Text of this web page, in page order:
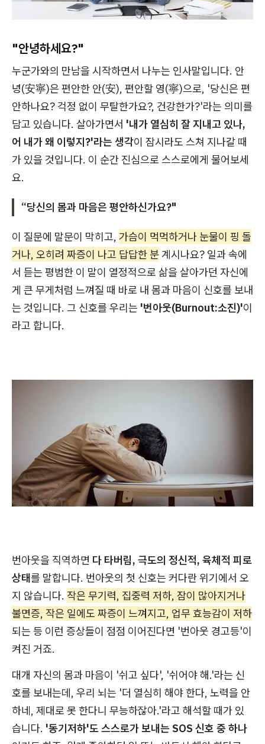
"안녕하세요?"
누군가와의 만남을 시작하면서 나누는 인사말입니다. 안
녕(安寧)은 편안한 안(安), 편안할 영(寧)으로, '당신은 편
안하나요? 걱정 없이 무탈한가요?, 건강한가?'라는 의미를
담고 있습니다. 살아가면서 '내가 열심히 잘 지내고 있나,
어 내가 왜 이렇지?'라는 생각이 잠시라도 스쳐 지나갈 때
가 있을 것입니다. 이 순간 진심으로 스스로에게 물어보세
요.
“당신의 몸과 마음은 평안하신가요?"
이 질문에 말문이 막히고, 가슴이 먹먹하거나 눈물이 핑 돌
거나, 오히려 짜증이 나고 답답한 분계시나요? 일과 속에
서 듣는 평범한 이 말이 열정적으로 삶을 살아가던 자신에
게 큰 무게처럼 느껴질 때 바로 내 몸과 마음이 신호를 보내
는 것입니다. 그 신호를 우리는 '번아웃(Burnout:소진)'이
라고 합니다.
번아웃을 직역하면 다 타버림, 극도의 정신적, 육체적 피로
상태를 말합니다. 번아웃의 첫 신호는 커다란 위기에서 오
지 않습니다. 작은 무기력, 집중력 저하, 잠이 많아지거나
불면증, 작은 일에도 짜증이 느껴지고, 업무 효능감이 저하
되는 등 이런 증상들이 점점 이어진다면 '번아웃 경고등'이
켜진 거죠.
대개 자신의 몸과 마음이 '쉬고 싶다', '쉬어야 해.'라는 신
호를 보내는데, 우리 뇌는 '더 열심히 해야 한다, 노력을 안
하네, 제대로 못 한다니 무능하잖아.'라고 해석할 때가 있
습니다. '동기저하'도 스스로가 보내는 SOS 신호 중 하나